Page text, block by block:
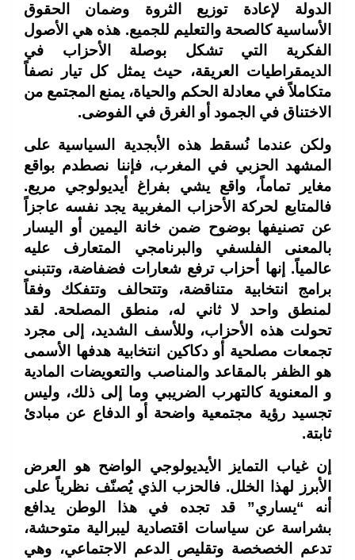
الدولة لإعادة توزيع الثروة وضمان الحقوق
الأساسية كالصحة والتعليم للجميع. هذه هي الأصول
الفكرية التي تشكل بوصلة الأحزاب في
الديمقراطيات العريقة، حيث يمثل كل تيار نصفاً
متكاملاً في معادلة الحكم والحياة، يمنع المجتمع من
الاختناق في الجمود أو الغرق في الفوضى.
ولكن عندما نُسقط هذه الأبجدية السياسية على
المشهد الحزبي في المغرب، فإننا نصطدم بواقع
مغاير تماماً، واقع يشي بفراغ أيديولوجي مريع.
فالمتابع لحركة الأحزاب المغربية يجد نفسه عاجزاً
عن تصنيفها بوضوح ضمن خانة اليمين أو اليسار
بالمعنى الفلسفي والبرنامجي المتعارف عليه
عالمياً. إنها أحزاب ترفع شعارات فضفاضة، وتتبنى
برامج انتخابية متناقضة، وتتحالف وتتفكك وفقاً
لمنطق واحد لا ثاني له، منطق المصلحة. لقد
تحولت هذه الأحزاب، وللأسف الشديد، إلى مجرد
تجمعات مصلحية أو دكاكين انتخابية هدفها الأسمى
هو الظفر بالمقاعد والمناصب والتعويضات المادية
و المعنوية كالتهرب الضريبي وما إلى ذلك، وليس
تجسيد رؤية مجتمعية واضحة أو الدفاع عن مبادئ
ثابتة.
إن غياب التمايز الأيديولوجي الواضح هو العرض
الأبرز لهذا الخلل. فالحزب الذي يُصنّف نظرياً على
أنه “يساري” قد تجده في هذا الوطن يدافع
بشراسة عن سياسات اقتصادية ليبرالية متوحشة،
تدعم الخصخصة وتقليص الدعم الاجتماعي، وهي